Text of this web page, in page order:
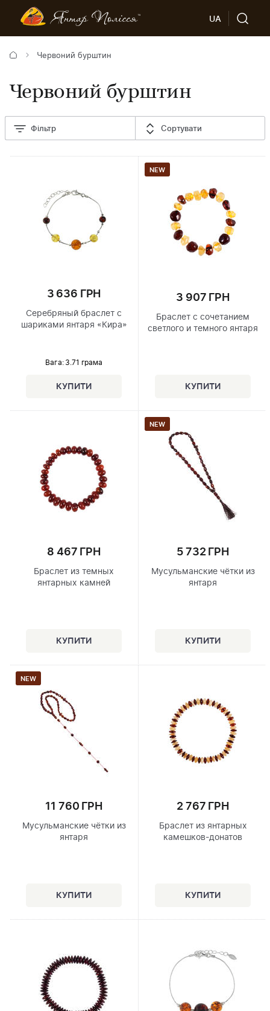
UA
Червоний бурштин
Червоний бурштин
Фільтр Сортувати
3 636 ГРН
Серебряный браслет с
шариками янтаря «Кира»
Вага: 3.71 грама
NEW
3 907 ГРН
Браслет с сочетанием
светлого и темного янтаря
8 467 ГРН
Браслет из темных
янтарных камней
NEW
5 732 ГРН
Мусульманские чётки из
янтаря
NEW
11 760 ГРН
Мусульманские чётки из
янтаря
2 767 ГРН
Браслет из янтарных
камешков-донатов